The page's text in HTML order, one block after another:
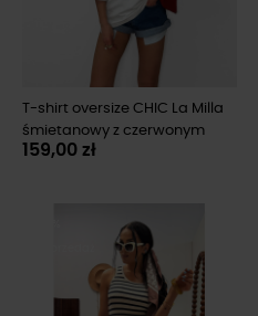
T-shirt oversize CHIC La Milla
śmietanowy z czerwonym
159,00 zł